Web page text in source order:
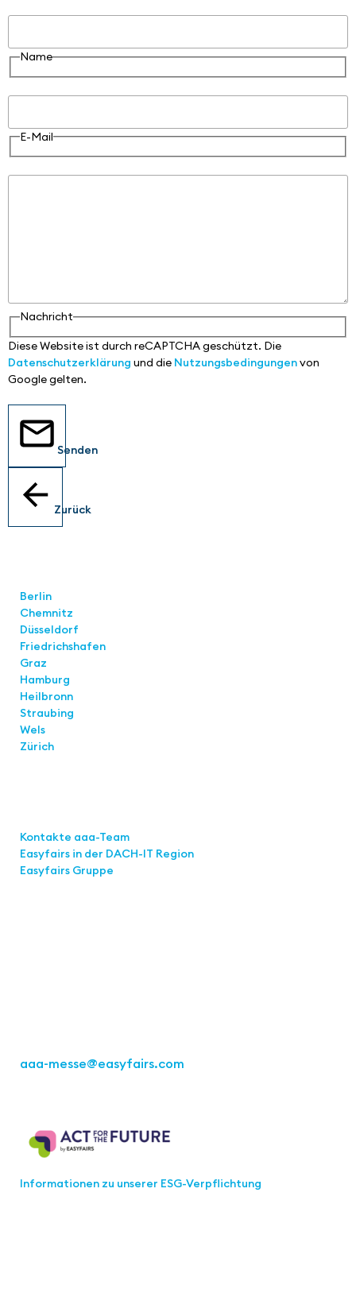
Name
E-Mail
Nachricht
Diese Website ist durch reCAPTCHA geschützt. Die
Datenschutzerklärung und die Nutzungsbedingungenvon
Google gelten.
Senden
Zurück
Berlin
Chemnitz
Düsseldorf
Friedrichshafen
Graz
Hamburg
Heilbronn
Straubing
Wels
Zürich
Kontakte aaa-Team
Easyfairs in der DACH-IT Region
Easyfairs Gruppe
aaa-messe@easyfairs.com
Informationen zu unserer ESG-Verpflichtung